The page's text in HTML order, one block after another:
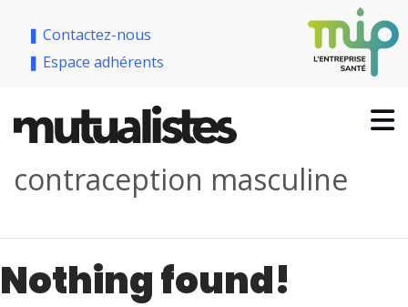
❚ Contactez-nous
❚ Espace adhérents
contraception masculine
Nothing found!